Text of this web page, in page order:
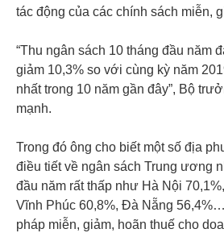
tác động của các chính sách miễn,
“Thu ngân sách 10 tháng đầu năm
giảm 10,3% so với cùng kỳ năm
nhất trong 10 năm gần đây”, Bộ
mạnh.
Trong đó ông cho biết một số địa
điều tiết về ngân sách Trung ương
đầu năm rất thấp như Hà Nội
Vĩnh Phúc 60,8%, Đà Nẵng
pháp miễn, giảm, hoãn thuế cho